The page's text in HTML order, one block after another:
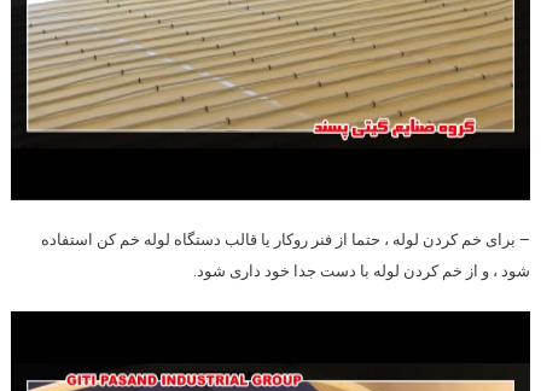
– برای خم کردن لوله ، حتما از فنر روکار یا قالب دستگاه لوله خم کن استفاده
شود ، و از خم کردن لوله با دست جدا خود داری شود.